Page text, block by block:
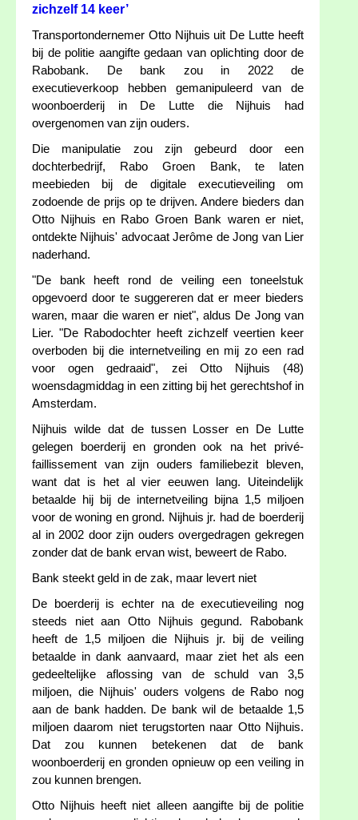
zichzelf 14 keer’
Transportondernemer Otto Nijhuis uit De Lutte heeft
bij de politie aangifte gedaan van oplichting door de
Rabobank. De bank zou in 2022 de
executieverkoop hebben gemanipuleerd van de
woonboerderij in De Lutte die Nijhuis had
overgenomen van zijn ouders.
Die manipulatie zou zijn gebeurd door een
dochterbedrijf, Rabo Groen Bank, te laten
meebieden bij de digitale executieveiling om
zodoende de prijs op te drijven. Andere bieders dan
Otto Nijhuis en Rabo Groen Bank waren er niet,
ontdekte Nijhuis' advocaat Jerôme de Jong van Lier
naderhand.
"De bank heeft rond de veiling een toneelstuk
opgevoerd door te suggereren dat er meer bieders
waren, maar die waren er niet", aldus De Jong van
Lier. "De Rabodochter heeft zichzelf veertien keer
overboden bij die internetveiling en mij zo een rad
voor ogen gedraaid", zei Otto Nijhuis (48)
woensdagmiddag in een zitting bij het gerechtshof in
Amsterdam.
Nijhuis wilde dat de tussen Losser en De Lutte
gelegen boerderij en gronden ook na het privé-
faillissement van zijn ouders familiebezit bleven,
want dat is het al vier eeuwen lang. Uiteindelijk
betaalde hij bij de internetveiling bijna 1,5 miljoen
voor de woning en grond. Nijhuis jr. had de boerderij
al in 2002 door zijn ouders overgedragen gekregen
zonder dat de bank ervan wist, beweert de Rabo.
Bank steekt geld in de zak, maar levert niet
De boerderij is echter na de executieveiling nog
steeds niet aan Otto Nijhuis gegund. Rabobank
heeft de 1,5 miljoen die Nijhuis jr. bij de veiling
betaalde in dank aanvaard, maar ziet het als een
gedeeltelijke aflossing van de schuld van 3,5
miljoen, die Nijhuis' ouders volgens de Rabo nog
aan de bank hadden. De bank wil de betaalde 1,5
miljoen daarom niet terugstorten naar Otto Nijhuis.
Dat zou kunnen betekenen dat de bank
woonboerderij en gronden opnieuw op een veiling in
zou kunnen brengen.
Otto Nijhuis heeft niet alleen aangifte bij de politie